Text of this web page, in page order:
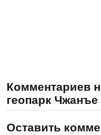
Комментариев
геопарк Чжанъе
Оставить